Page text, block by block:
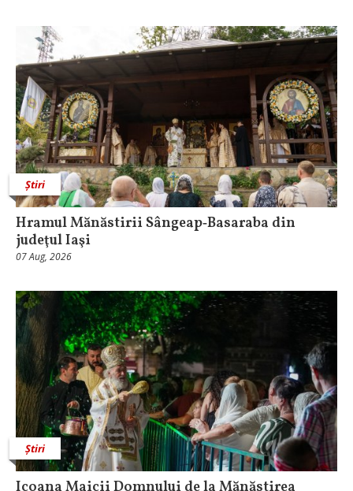
Știri
Hramul Mănăstirii Sângeap‑Basaraba din
judeţul Iaşi
07 Aug, 2026
Știri